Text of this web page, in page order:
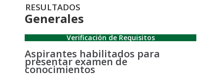
RESULTADOS
Generales
Verificación de Requisitos
Aspirantes habilitados para
presentar examen de
conocimientos